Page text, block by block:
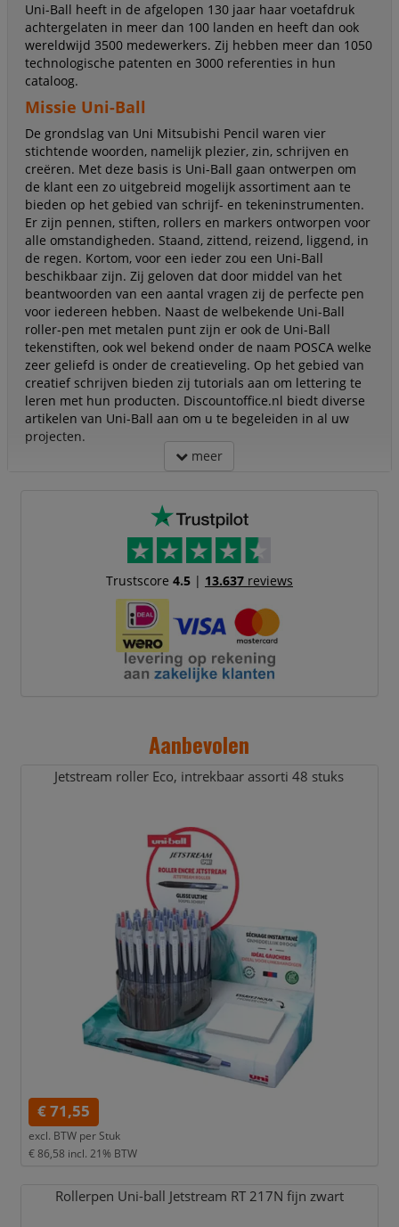
Uni-Ball heeft in de afgelopen 130 jaar haar voetafdruk
achtergelaten in meer dan 100 landen en heeft dan ook
wereldwijd 3500 medewerkers. Zij hebben meer dan 1050
technologische patenten en 3000 referenties in hun
cataloog.
Missie Uni-Ball
De grondslag van Uni Mitsubishi Pencil waren vier
stichtende woorden, namelijk plezier, zin, schrijven en
creëren. Met deze basis is Uni-Ball gaan ontwerpen om
de klant een zo uitgebreid mogelijk assortiment aan te
bieden op het gebied van schrijf- en tekeninstrumenten.
Er zijn pennen, stiften, rollers en markers ontworpen voor
alle omstandigheden. Staand, zittend, reizend, liggend, in
de regen. Kortom, voor een ieder zou een Uni-Ball
beschikbaar zijn. Zij geloven dat door middel van het
beantwoorden van een aantal vragen zij de perfecte pen
voor iedereen hebben. Naast de welbekende Uni-Ball
roller-pen met metalen punt zijn er ook de Uni-Ball
tekenstiften, ook wel bekend onder de naam POSCA welke
zeer geliefd is onder de creatieveling. Op het gebied van
creatief schrijven bieden zij tutorials aan om lettering te
leren met hun producten. Discountoffice.nl biedt diverse
artikelen van Uni-Ball aan om u te begeleiden in al uw
projecten.
meer
Trustscore 4.5| 13.637reviews
Aanbevolen
Jetstream roller Eco, intrekbaar assorti 48 stuks
€ 71,55
excl. BTW per Stuk
€ 86,58 incl. 21% BTW
Rollerpen Uni-ball Jetstream RT 217N fijn zwart